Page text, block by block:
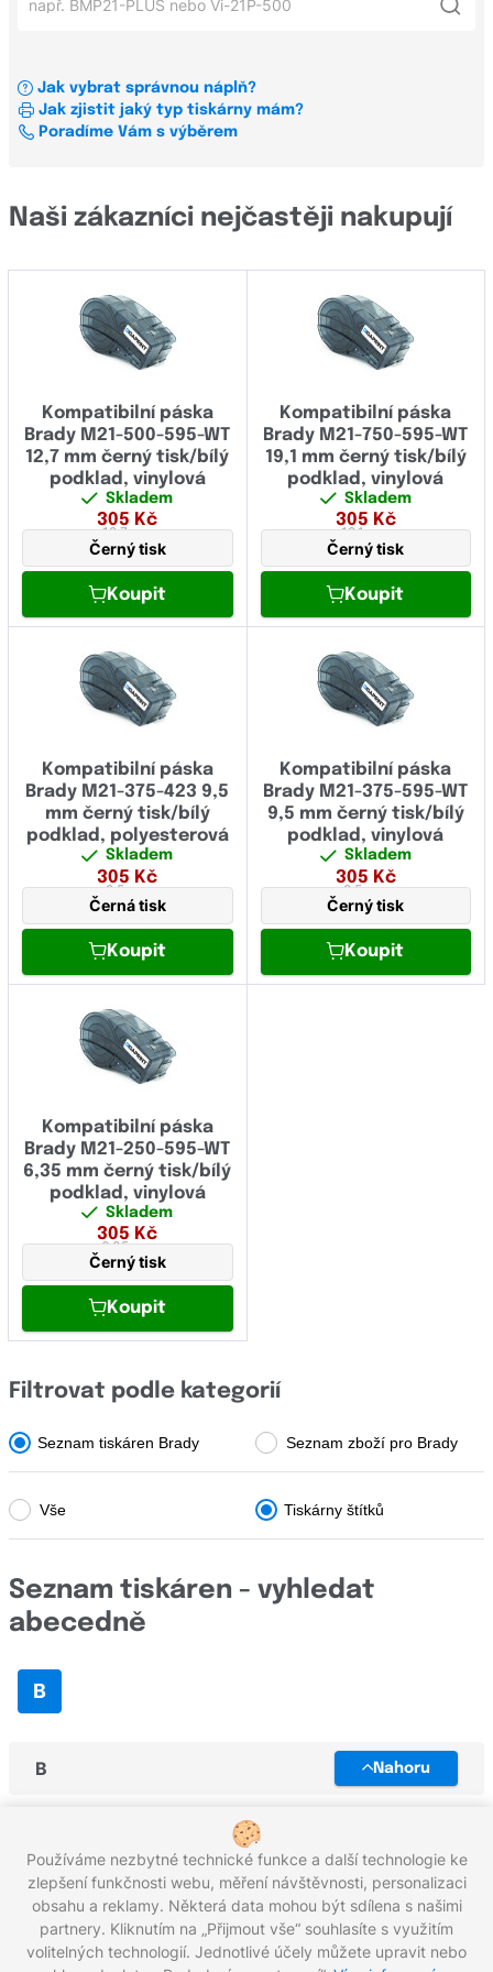
Xerox
Konfigurátor štítků a pásek pro tiskárny štítků
Všechni výrobci
Casio
Develop
Dymo
Epson
Fujitsu
Fullmark
GIGAPRINT
Konica Minolta
Kyocera
Lexmark
OCÉ
Panasonic
Pantum
Papyrus
Philips
Printronix
Star Micronics
Toshiba
Triumph-Adler
UPrint
Utax
Brady BMP21
Jak vybrat správnou náplň?
Jak zjistit jaký typ tiskárny mám?
Poradíme Vám s výběrem
Naši zákazníci nejčastěji nakupují
Kompatibilní páska
Brady M21-500-595-WT
12,7 mm černý tisk/bílý
podklad, vinylová
Skladem
305 Kč
12,7 mm
Černý tisk
Koupit
Kompatibilní páska
Brady M21-750-595-WT
19,1 mm černý tisk/bílý
podklad, vinylová
Skladem
305 Kč
19,1 mm
Černý tisk
Koupit
Kompatibilní páska
Brady M21-375-423 9,5
mm černý tisk/bílý
podklad, polyesterová
Skladem
305 Kč
9,5 mm
Černá tisk
Koupit
Kompatibilní páska
Brady M21-375-595-WT
9,5 mm černý tisk/bílý
podklad, vinylová
Skladem
305 Kč
9,5 mm
Černý tisk
Koupit
Kompatibilní páska
Brady M21-250-595-WT
6,35 mm černý tisk/bílý
podklad, vinylová
Skladem
305 Kč
6,35 mm
Černý tisk
Koupit
Filtrovat podle kategorií
Seznam tiskáren Brady Seznam zboží pro Brady
Vše Tiskárny štítků
Seznam tiskáren - vyhledat
abecedně
B
B Nahoru
BMP21-PLUS
Zavolejte nám zdarma: 800 203 100
Pracovní dny 8:00 - 17:00
Používáme nezbytné technické funkce a další technologie ke
zlepšení funkčnosti webu, měření návštěvnosti, personalizaci
obsahu a reklamy. Některá data mohou být sdílena s našimi
partnery. Kliknutím na „Přijmout vše“ souhlasíte s využitím
volitelných technologií. Jednotlivé účely můžete upravit nebo